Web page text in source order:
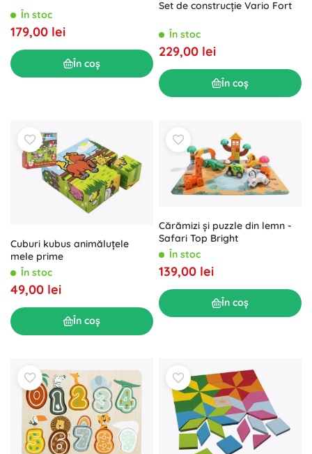
În stoc
179,00 lei
În coș
Set de construcție Vario Fort
În stoc
229,00 lei
În coș
Cuburi kubus animăluțele
mele prime
În stoc
49,00 lei
În coș
Cărămizi și puzzle din lemn -
Safari Top Bright
În stoc
139,00 lei
În coș